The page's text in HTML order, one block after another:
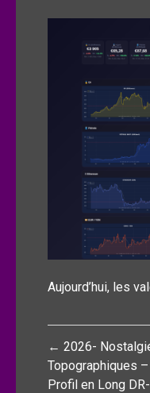
Aujourd’hui, les
Navigation
de
← 2026-
Topographiques –
Profil en Long DR-